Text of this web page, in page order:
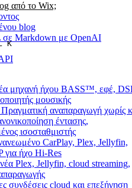
K
μηχανή ήχου BASS™, εφέ,
μουσικής
αναπαραγωγή χωρίς
έντασης,
ισοσταθμιστής
CarPlay, Plex, Jellyfin,
για ήχο Hi-Res
Plex, Jellyfin, cloud streaming,
συνδέσεις cloud και επεξήγηση
από το Wix;
blog
Markdown με OpenAI